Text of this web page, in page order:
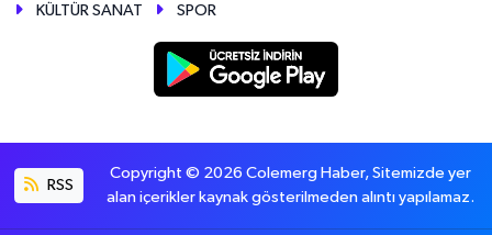
KÜLTÜR SANAT
SPOR
RSS
Copyright © 2026 Colemerg Haber, Sitemizde yer
alan içerikler kaynak gösterilmeden alıntı yapılamaz.